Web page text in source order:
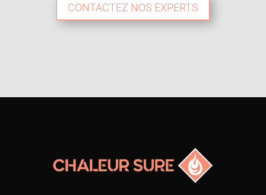
CONTACTEZ NOS EXPERTS